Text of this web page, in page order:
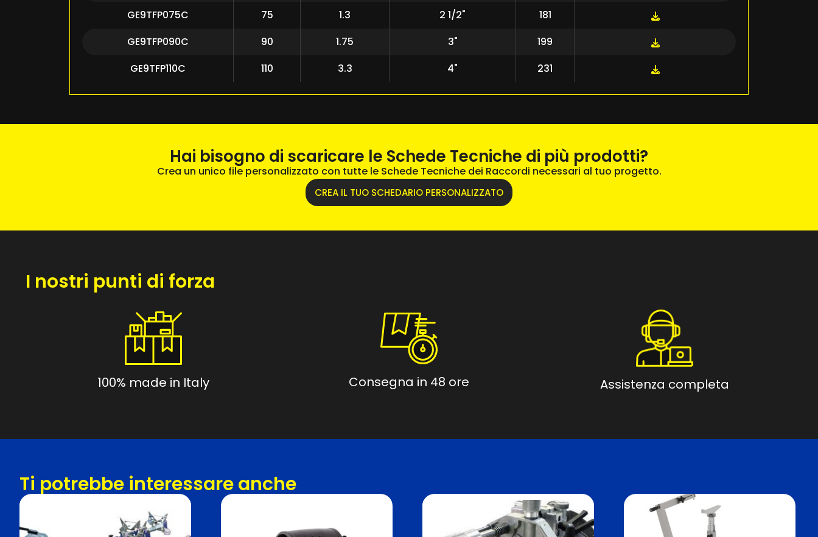
GE9TFP075C
75 1.3 2 1/2"
181
GE9TFP090C
90 1.75 3"
199
GE9TFP110C
110 3.3 4" 231
Hai bisogno di scaricare le Schede Tecniche di più prodotti?
Crea un unico file personalizzato con tutte le Schede Tecniche dei Raccordi necessari al tuo progetto.
CREA IL TUO SCHEDARIO PERSONALIZZATO
I nostri punti di forza
100% made in Italy Consegna in 48 ore Assistenza completa
Ti potrebbe interessare anche